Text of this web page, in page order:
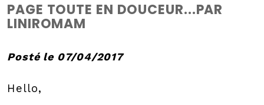
PAGE TOUTE EN DOUCEUR...PAR
LINIROMAM
Posté le 07/04/2017
Hello,